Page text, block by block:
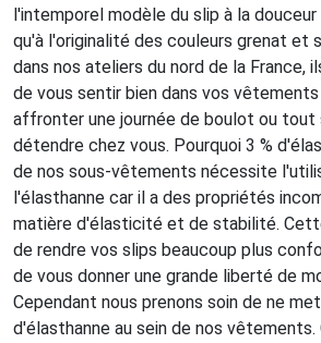
l'intemporel modèle du slip à la
qu'à l'originalité des couleurs grenat et
dans nos ateliers du nord de la France,
de vous sentir bien dans vos
affronter une journée de boulot ou tout
détendre chez vous. Pourquoi 3 %
de nos sous-vêtements nécessite
l'élasthanne car il a des propriétés
matière d'élasticité et de stabilité.
de rendre vos slips beaucoup plus
de vous donner une grande liberté de
Cependant nous prenons soin de ne
d'élasthanne au sein de nos